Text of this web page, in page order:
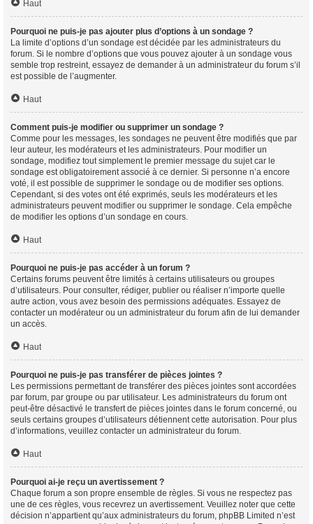
Haut
Pourquoi ne puis-je pas ajouter plus d’options à un sondage ?
La limite d’options d’un sondage est décidée par les administrateurs du
forum. Si le nombre d’options que vous pouvez ajouter à un sondage vous
semble trop restreint, essayez de demander à un administrateur du forum s’il
est possible de l’augmenter.
Haut
Comment puis-je modifier ou supprimer un sondage ?
Comme pour les messages, les sondages ne peuvent être modifiés que par
leur auteur, les modérateurs et les administrateurs. Pour modifier un
sondage, modifiez tout simplement le premier message du sujet car le
sondage est obligatoirement associé à ce dernier. Si personne n’a encore
voté, il est possible de supprimer le sondage ou de modifier ses options.
Cependant, si des votes ont été exprimés, seuls les modérateurs et les
administrateurs peuvent modifier ou supprimer le sondage. Cela empêche
de modifier les options d’un sondage en cours.
Haut
Pourquoi ne puis-je pas accéder à un forum ?
Certains forums peuvent être limités à certains utilisateurs ou groupes
d’utilisateurs. Pour consulter, rédiger, publier ou réaliser n’importe quelle
autre action, vous avez besoin des permissions adéquates. Essayez de
contacter un modérateur ou un administrateur du forum afin de lui demander
un accès.
Haut
Pourquoi ne puis-je pas transférer de pièces jointes ?
Les permissions permettant de transférer des pièces jointes sont accordées
par forum, par groupe ou par utilisateur. Les administrateurs du forum ont
peut-être désactivé le transfert de pièces jointes dans le forum concerné, ou
seuls certains groupes d’utilisateurs détiennent cette autorisation. Pour plus
d’informations, veuillez contacter un administrateur du forum.
Haut
Pourquoi ai-je reçu un avertissement ?
Chaque forum a son propre ensemble de règles. Si vous ne respectez pas
une de ces règles, vous recevrez un avertissement. Veuillez noter que cette
décision n’appartient qu’aux administrateurs du forum, phpBB Limited n’est